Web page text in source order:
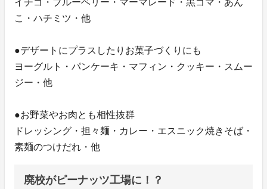
イチゴ・ブルーベリー・マーマレード・黒ゴマ・あん
こ・ハチミツ・他
●デザートにプラスしたりお菓子づくりにも
ヨーグルト・パンケーキ・マフィン・クッキー・スムー
ジー・他
●お野菜やお肉とも相性抜群
ドレッシング・担々麺・カレー・エスニック焼きそば・
素麺のつけだれ・他
廃校がピーナッツ工場に！？